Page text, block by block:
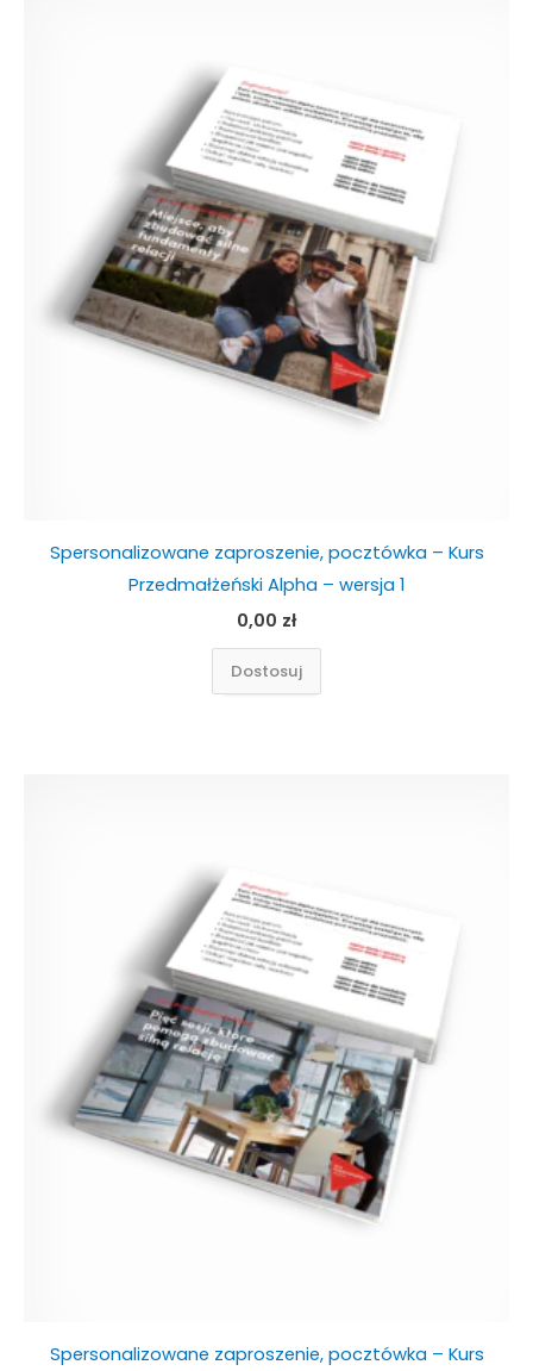
Spersonalizowane zaproszenie, pocztówka – Kurs
Przedmałżeński Alpha – wersja 1
0,00 zł
Dostosuj
Spersonalizowane zaproszenie, pocztówka – Kurs